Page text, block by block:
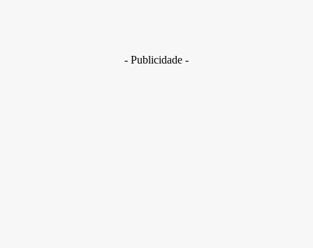
- Publicidade -